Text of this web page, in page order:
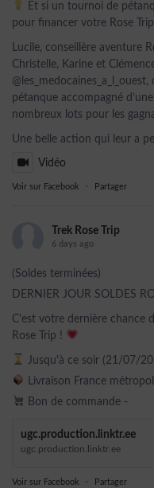
Et si un tournoi de
pour financer votre Rose
Lucile, conseillère aventure
Christelle, Karine et
pétanque accompagné
nombreux lots pour les
Une belle action qui leur a
Vidéo
Voir sur Facebook · Partager
Trek Rose Trip
6 days ago
(Soldes terminées)
DERNIER JOUR SOLDES
C'est votre dernière chance
Rose Trip !
Jusqu'à ce soir (21/07/
Livraison France
Bon de commande -
ugc.production.linktr.ee
ugc.production.linktr.ee
Voir sur Facebook · Partager